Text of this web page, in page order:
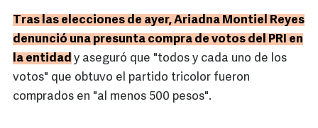
Tras las elecciones de ayer, Ariadna Montiel Reyes
denunció una presunta compra de votos del PRI en
la entidad y aseguró que "todos y cada uno de los
votos" que obtuvo el partido tricolor fueron
comprados en "al menos 500 pesos".